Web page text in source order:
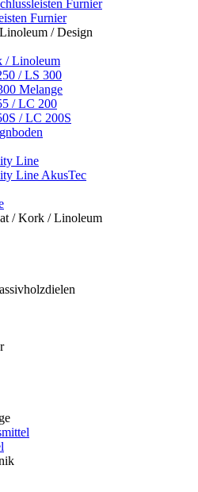
Furnier
Furnier
/ Design
/ Linoleum
/ LS 300
Melange
/ LC 200
/ LC 200S
Line
Line AkusTec
/ Kork / Linoleum